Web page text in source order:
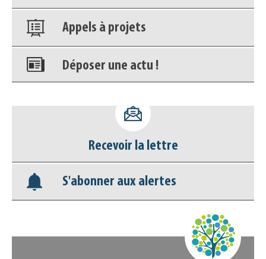
Appels à projets
Déposer une actu !
déconnecter)
Base documentaire
Nos veilles Scoop.it
Recevoir la lettre
S'abonner aux alertes